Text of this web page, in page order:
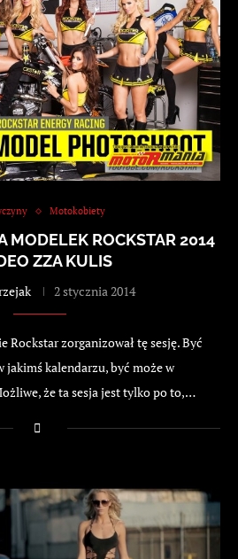
Motokobiety
MODELEK ROCKSTAR 2014
ZZA KULIS
2 stycznia 2014
Rockstar zorganizował tę sesję. Być
jakimś kalendarzu, być może w
że ta sesja jest tylko po to,…